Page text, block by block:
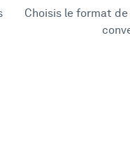
Choisis le format